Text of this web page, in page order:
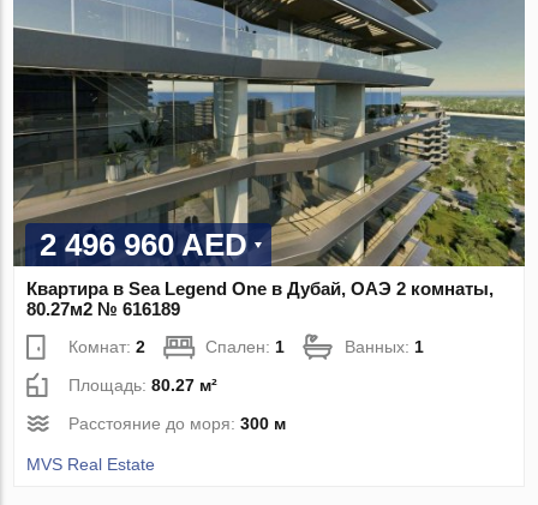
2 496 960 AED
Квартира в Sea Legend One в Дубай, ОАЭ 2 комнаты,
80.27м2 № 616189
Комнат:2 Спален: 1 Ванных: 1
Площадь:80.27 м²
Расстояние до моря:300 м
MVS Real Estate